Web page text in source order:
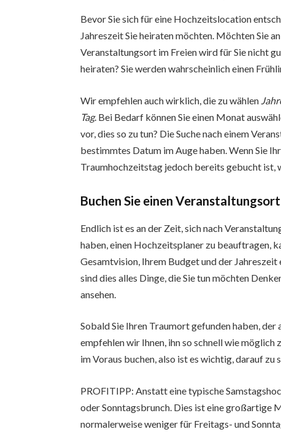
Bevor Sie sich für eine Hochzeitslocation
Jahreszeit Sie heiraten möchten. Möchten Sie
Veranstaltungsort im Freien wird für Sie nicht
heiraten? Sie werden wahrscheinlich einen
Wir empfehlen auch wirklich, die zu wählen
Tag. Bei Bedarf können Sie einen Monat
vor, dies so zu tun? Die Suche nach einem
bestimmtes Datum im Auge haben. Wenn Sie
Traumhochzeitstag jedoch bereits gebucht ist,
Buchen Sie einen Veranstaltungsort
Endlich ist es an der Zeit, sich nach
haben, einen Hochzeitsplaner zu beauftragen,
Gesamtvision, Ihrem Budget und der Jahreszeit
sind dies alles Dinge, die Sie tun möchten
ansehen.
Sobald Sie Ihren Traumort gefunden haben,
empfehlen wir Ihnen, ihn so schnell wie
im Voraus buchen, also ist es wichtig, darauf zu
PROFITIPP: Anstatt eine typische
oder Sonntagsbrunch. Dies ist eine großartige
normalerweise weniger für Freitags- und